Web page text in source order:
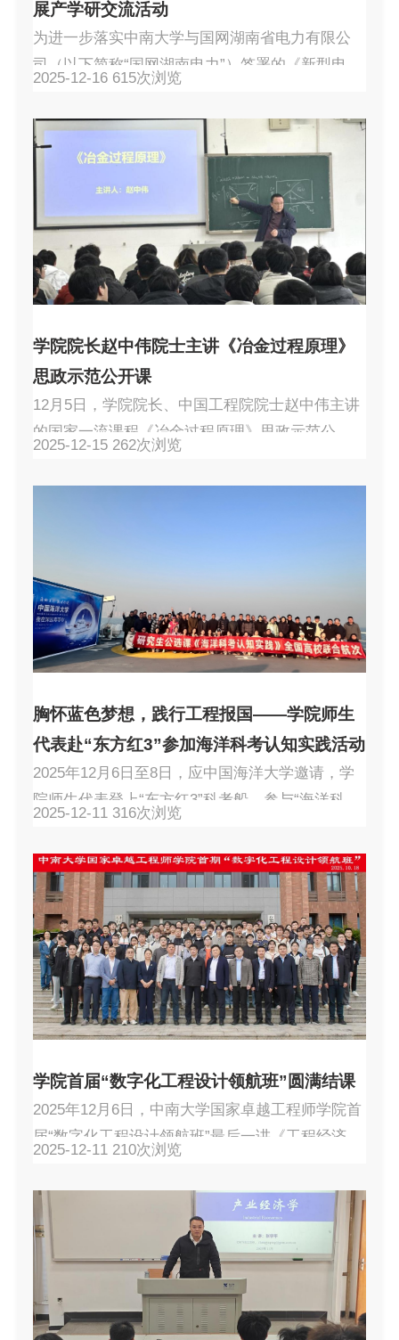
展产学研交流活动
为进一步落实中南大学与国网湖南省电力有限公
司（以下简称“国网湖南电力”）签署的《新型电力
系统校企联合研究中心共建协议》内容，特别是
关于双方共建国家“卓越工程师学院”的工作部署，
2025年12月15日，学院组织师生代表赴国网湖南
电力开展产学研交流活动。学院副院长陈爱良，
电子信息学院副院长石金晶、副研究员胡超、张
成虎，冶金与环境学院教授刘久清、研究员范鑫
铭、副教授张霞辉，能源科学与工程学院副教授
苏文，湘雅...
2025-12-16 615次浏览
学院院长赵中伟院士主讲《冶金过程原理》
思政示范公开课
12月5日，学院院长、中国工程院院士赵中伟主讲
的国家一流课程《冶金过程原理》思政示范公开
课在潇湘校区B座404教室成功举办。本次公开课
活动吸引了校本科教学督导专家、学院教学骨干
下共计百余名师生代表共同观摩学习。课堂伊
始，赵中伟院士以“还原反应”为脉络，生动解构冶
金过程的科学本质...
2025-12-15 262次浏览
胸怀蓝色梦想，践行工程报国——学院师生
代表赴“东方红3”参加海洋科考认知实践活动
2025年12月6日至8日，应中国海洋大学邀请，学
院师生代表登上“东方红3”科考船，参与“海洋科考
认知实践”海上思政课。本次活动设置“观澜知文
明”“逐浪铸初心”“弦声韵五育”“追光敬贤师”四大专
题，融理论学习与实践教学于一体，旨在深化新
时代高校思想政治教育，培育更多胸怀蓝色梦
想、堪当时代重任的卓越人才。教育部学位与研
究生教育发展中心及全国14所高校师生参加本次
活动。深蓝启航：安全教育与理论奠基12月6日，
代...
2025-12-11 316次浏览
学院首届“数字化工程设计领航班”圆满结课
2025年12月6日，中南大学国家卓越工程师学院首
届“数字化工程设计领航班”最后一讲《工程经济分
析实例》顺利举行，标志着为期近两个月的集中
授课学习阶段圆满结束。本次课程特邀中国瑞林
工程技术股份有限公司副总经理、高级工程师何
峰担任主讲，中国瑞林技术经济专业正高级工程
师胡青、冶金专业正高级工程师杨慧兰，国家卓
越工程师学院副院长陈爱良、冶金与环境学院教
授刘伟锋教授，以及领航班全体学员共同参与学
2025-12-11 210次浏览